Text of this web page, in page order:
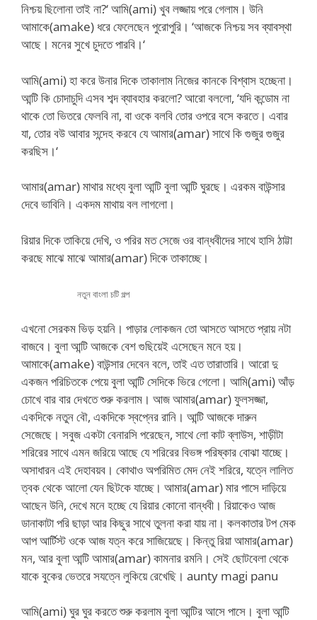
নিশ্চয় ছিলোনা তাই না?‘ আমি(ami) খুব লজ্জায় পরে গেলাম। উনি
আমাকে(amake) ধরে ফেলেছেন পুরোপুরি। ‘আজকে নিশ্চয় সব ব্যাবস্থা
আছে। মনের সুখে চুদতে পারবি।‘
আমি(ami) হা করে উনার দিকে তাকালাম নিজের কানকে বিশ্বাস হচ্ছেনা।
আন্টি কি চোদাচুদি এসব শব্দ ব্যাবহার করলো? আরো বললো, ‘যদি কন্ডোম না
থাকে তো ভিতরে ফেলবি না, বা ওকে বলবি তোর ওপরে বসে করতে। এবার
যা, তোর বউ আবার সন্দেহ করবে যে আমার(amar) সাথে কি গুজুর গুজুর
করছিস।‘
আমার(amar) মাথার মধ্যে বুলা আন্টি বুলা আন্টি ঘুরছে। এরকম বাউন্সার
দেবে ভাবিনি। একদম মাথায় বল লাগলো।
রিয়ার দিকে তাকিয়ে দেখি, ও পরির মত সেজে ওর বান্ধবীদের সাথে হাসি ঠাট্টা
করছে মাঝে মাঝে আমার(amar) দিকে তাকাচ্ছে।
নতুন বাংলা চটি গল্প
এখনো সেরকম ভিড় হয়নি। পাড়ার লোকজন তো আসতে আসতে প্রায় নটা
বাজবে। বুলা আন্টি আজকে বেশ গুছিয়েই এসেছেন মনে হয়।
আমাকে(amake) বাউন্সার দেবেন বলে, তাই এত তারাতারি। আরো দু
একজন পরিচিতকে পেয়ে বুলা আন্টি সেদিকে ভিরে গেলো। আমি(ami) আঁড়
চোখে বার বার দেখতে শুরু করলাম। আজ আমার(amar) ফুলসজ্জা,
একদিকে নতুন বৌ, একদিকে স্বপ্নের রানি। আন্টি আজকে দারুন
সেজেছে। সবুজ একটা বেনারসি পরেছেন, সাথে লো কাট ব্লাউস, শাড়ীটা
শরিরের সাথে এমন জরিয়ে আছে যে শরিরের বিভঙ্গ পরিষ্কার বোঝা যাচ্ছে।
অসাধারন এই দেহাবয়ব। কোথাও অপরিমিত মেদ নেই শরিরে, যত্নে লালিত
ত্বক থেকে আলো যেন ছিটকে যাচ্ছে। আমার(amar) মার পাসে দাড়িয়ে
আছেন উনি, দেখে মনে হচ্ছে যে রিয়ার কোনো বান্ধবী। রিয়াকেও আজ
ডানাকাটা পরি ছাড়া আর কিছুর সাথে তুলনা করা যায় না। কলকাতার টপ মেক
আপ আর্টিস্ট ওকে আজ যত্ন করে সাজিয়েছে। কিন্তু রিয়া আমার(amar)
মন, আর বুলা আন্টি আমার(amar) কামনার রমনি। সেই ছোটবেলা থেকে
যাকে বুকের ভেতরে সযত্নে লুকিয়ে রেখেছি। aunty magi panu
আমি(ami) ঘুর ঘুর করতে শুরু করলাম বুলা আন্টির আসে পাসে। বুলা আন্টি